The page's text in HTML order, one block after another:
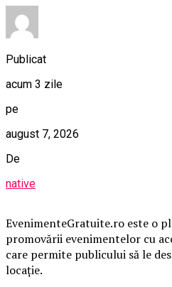
Publicat
acum 3 zile
pe
august 7, 2026
De
native
EvenimenteGratuite.ro este o
promovării evenimentelor cu
care permite publicului să le
locație.